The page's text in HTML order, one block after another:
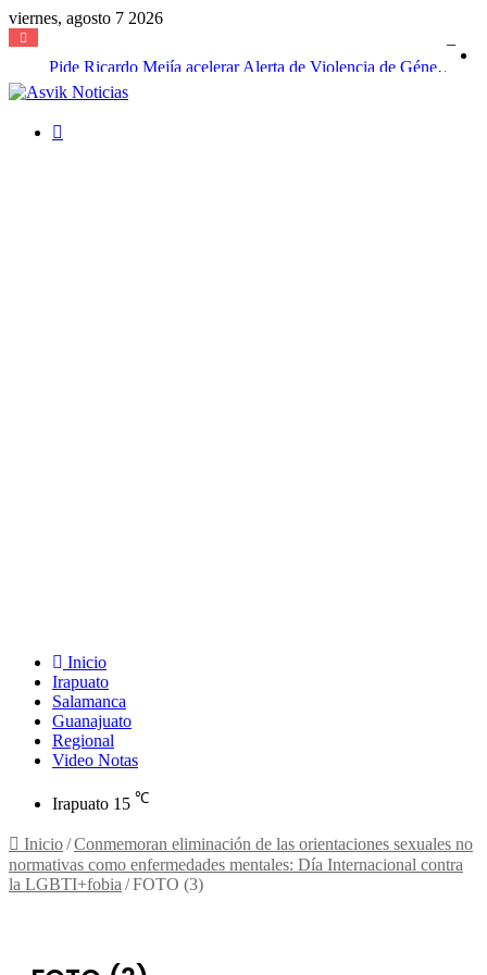
viernes, agosto 7 2026
Pide Ricardo Mejía acelerar Alerta de Violencia de Género para cinco municipios de Coahuila
Inicio
Irapuato
Salamanca
Guanajuato
Regional
Video Notas
Irapuato 15 ℃
Inicio/Conmemoran eliminación de las orientaciones sexuales no
normativas como enfermedades mentales: Día Internacional contra
la LGBTI+fobia /FOTO (3)